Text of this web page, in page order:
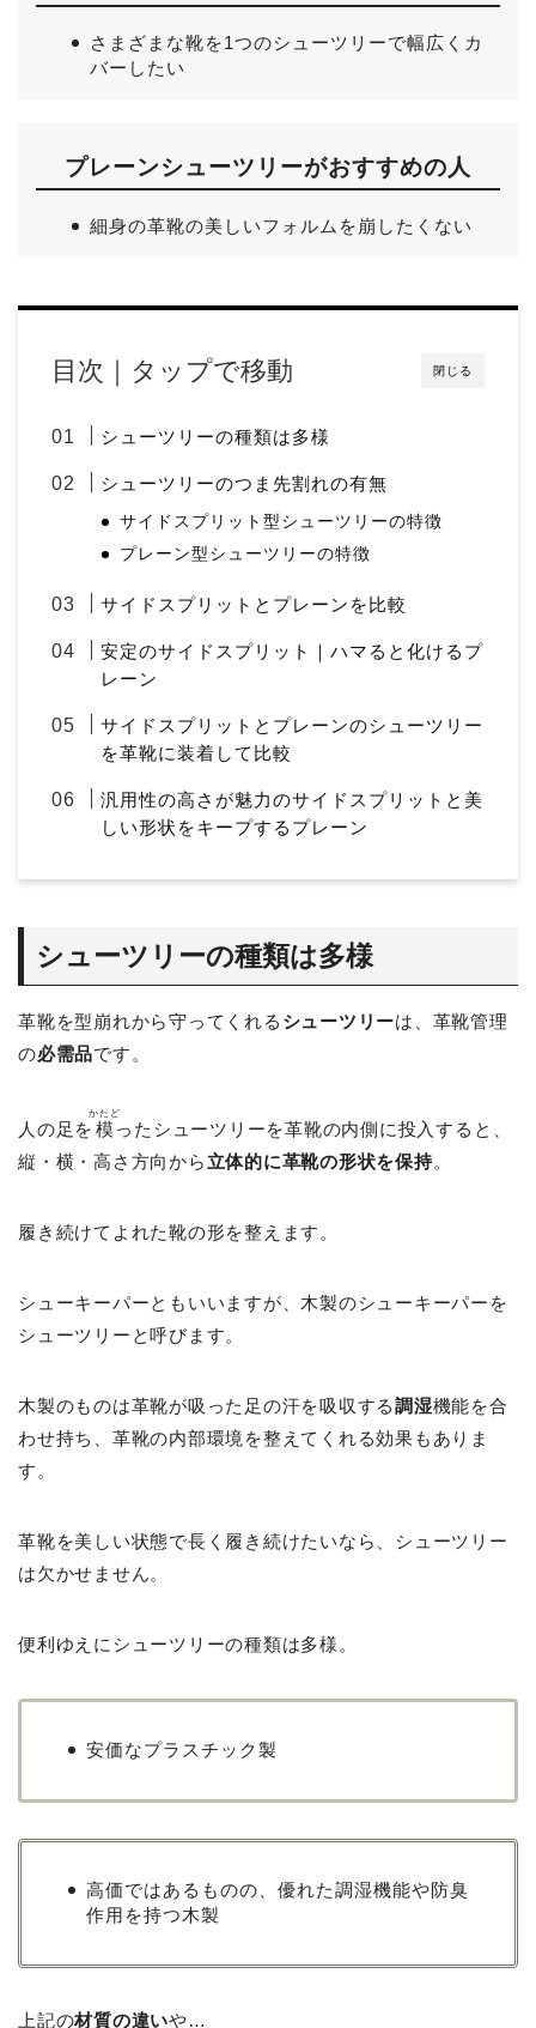
さまざまな靴を1つのシューツリーで幅広くカ
バーしたい
プレーンシューツリーがおすすめの人
細身の革靴の美しいフォルムを崩したくない
閉じる
目次｜タップで移動
シューツリーの種類は多様
シューツリーのつま先割れの有無
サイドスプリット型シューツリーの特徴
プレーン型シューツリーの特徴
サイドスプリットとプレーンを比較
安定のサイドスプリット｜ハマると化けるプ
レーン
サイドスプリットとプレーンのシューツリー
を革靴に装着して比較
汎用性の高さが魅力のサイドスプリットと美
しい形状をキープするプレーン
シューツリーの種類は多様
革靴を型崩れから守ってくれる シューツリーは、革靴管理
の必需品です。
人の足を 模
かたど
ったシューツリーを革靴の内側に投入すると、
縦・横・高さ方向から 立体的に革靴の形状を保持。
履き続けてよれた靴の形を整えます。
シューキーパーともいいますが、木製のシューキーパーを
シューツリーと呼びます。
木製のものは革靴が吸った足の汗を吸収する調湿機能を合
わせ持ち、革靴の内部環境を整えてくれる効果もありま
す。
革靴を美しい状態で長く履き続けたいなら、シューツリー
は欠かせません。
便利ゆえにシューツリーの種類は多様。
安価なプラスチック製
高価ではあるものの、優れた調湿機能や防臭
作用を持つ木製
上記の材質の違いや…